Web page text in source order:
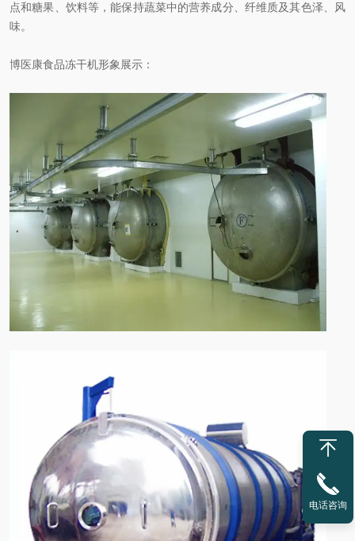
点和糖果、饮料等，能保持蔬菜中的营养成分、纤维质及其色泽、风
味。
博医康食品冻干机形象展示：
电话咨询